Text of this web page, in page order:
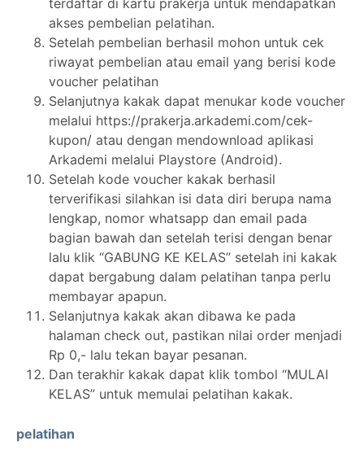
terdaftar di kartu prakerja untuk mendapatkan
akses pembelian pelatihan.
Setelah pembelian berhasil mohon untuk cek
riwayat pembelian atau email yang berisi kode
voucher pelatihan
Selanjutnya kakak dapat menukar kode voucher
melalui https://prakerja.arkademi.com/cek-
kupon/ atau dengan mendownload aplikasi
Arkademi melalui Playstore (Android).
Setelah kode voucher kakak berhasil
terverifikasi silahkan isi data diri berupa nama
lengkap, nomor whatsapp dan email pada
bagian bawah dan setelah terisi dengan benar
lalu klik “GABUNG KE KELAS” setelah ini kakak
dapat bergabung dalam pelatihan tanpa perlu
membayar apapun.
Selanjutnya kakak akan dibawa ke pada
halaman check out, pastikan nilai order menjadi
Rp 0,- lalu tekan bayar pesanan.
Dan terakhir kakak dapat klik tombol “MULAI
KELAS” untuk memulai pelatihan kakak.
pelatihan